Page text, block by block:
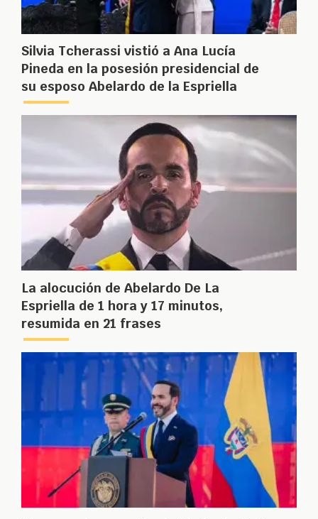
Silvia Tcherassi vistió a Ana Lucía
Pineda en la posesión presidencial de
su esposo Abelardo de la Espriella
La alocución de Abelardo De La
Espriella de 1 hora y 17 minutos,
resumida en 21 frases